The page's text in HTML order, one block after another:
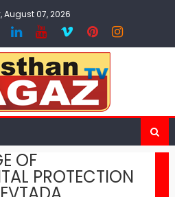
August 07, 2026
OF
PROTECTION